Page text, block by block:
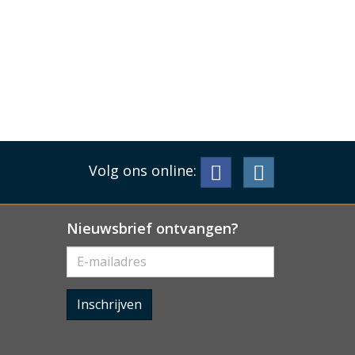
Volg ons online:
Nieuwsbrief ontvangen?
Inschrijven